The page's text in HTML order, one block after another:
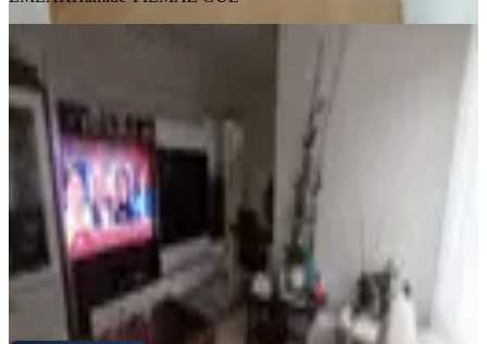
Dikkaldırım Mh' De Satılık 3+1 Daire
Osmangazi, Dikkaldırım Mahallesi
3+1
130 m² 22.01.2026
4.300.000 ₺
KADEM OFİS II YUSUF ÜNVERMİŞ